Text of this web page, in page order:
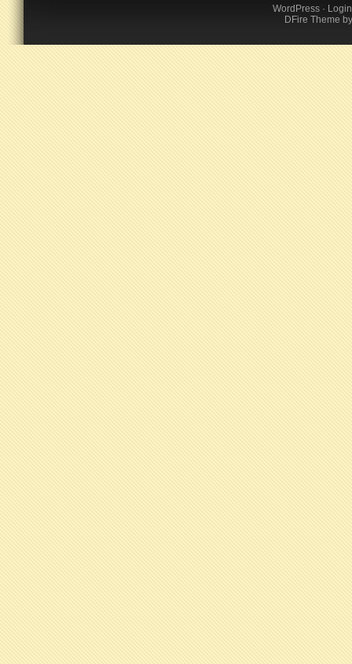
WordPress· Login
DFire Theme